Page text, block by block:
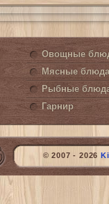
Овощные
Мясные блюда
Рыбные
Гарнир
© 2007 - 2026